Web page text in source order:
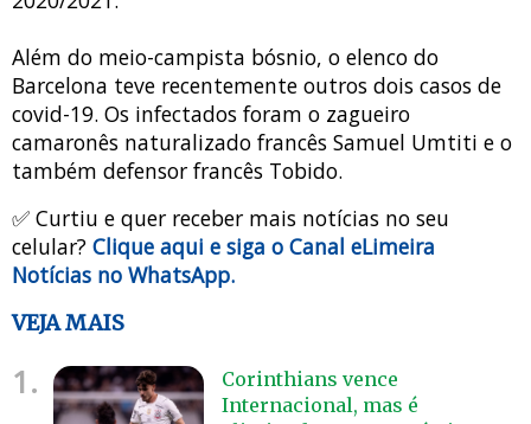
Além do meio-campista bósnio, o elenco do
Barcelona teve recentemente outros dois casos de
covid-19. Os infectados foram o zagueiro
camaronês naturalizado francês Samuel Umtiti e o
também defensor francês Tobido.
✅ Curtiu e quer receber mais notícias no seu
celular? Clique aqui e siga o Canal eLimeira
Notícias no WhatsApp.
VEJA MAIS
1.
Corinthians vence
Internacional, mas é